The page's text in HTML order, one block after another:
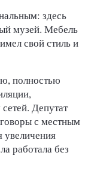
здесь
музей. Мебель
свой стиль и
полностью
Депутат
с местным
увеличения
работала без